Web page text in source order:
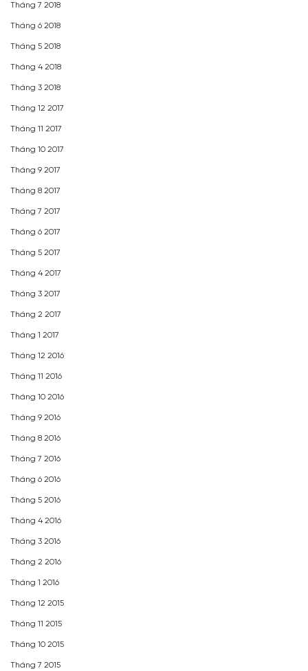
Tháng 7 2018
Tháng 6 2018
Tháng 5 2018
Tháng 4 2018
Tháng 3 2018
Tháng 12 2017
Tháng 11 2017
Tháng 10 2017
Tháng 9 2017
Tháng 8 2017
Tháng 7 2017
Tháng 6 2017
Tháng 5 2017
Tháng 4 2017
Tháng 3 2017
Tháng 2 2017
Tháng 1 2017
Tháng 12 2016
Tháng 11 2016
Tháng 10 2016
Tháng 9 2016
Tháng 8 2016
Tháng 7 2016
Tháng 6 2016
Tháng 5 2016
Tháng 4 2016
Tháng 3 2016
Tháng 2 2016
Tháng 1 2016
Tháng 12 2015
Tháng 11 2015
Tháng 10 2015
Tháng 7 2015